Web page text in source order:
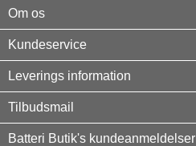
Om os
Kundeservice
Leverings information
Tilbudsmail
Batteri Butik's kundeanmeldelser